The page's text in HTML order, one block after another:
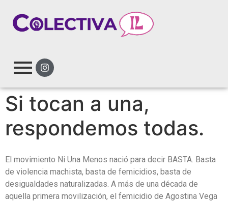
Si tocan a una,
respondemos todas.
El movimiento Ni Una Menos nació para decir BASTA. Basta
de violencia machista, basta de femicidios, basta de
desigualdades naturalizadas. A más de una década de
aquella primera movilización, el femicidio de Agostina Vega